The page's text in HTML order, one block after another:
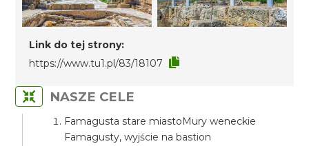
Link do tej strony:
https://www.tu1.pl/83/18107
NASZE CELE
Famagusta stare miastoMury weneckie
Famagusty, wyjście na bastion